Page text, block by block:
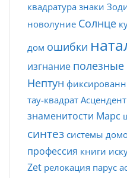
квадратура знаки
новолуние Солнце
дом ошибки
изгнание полезные
Нептун
тау-квадрат Асцендент
знаменитости Марс
синтез системы
профессия книги
Zet релокация парус